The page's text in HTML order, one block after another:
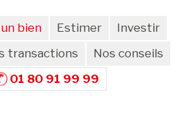
bien Estimer
Investir
transactions
Nos conseils
01 80 91 99 99